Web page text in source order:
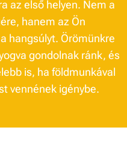
az első helyen. Nem a
hanem az Ön
hangsúlyt. Örömünkre
gondolnak ránk, és
is, ha földmunkával
vennének igénybe.